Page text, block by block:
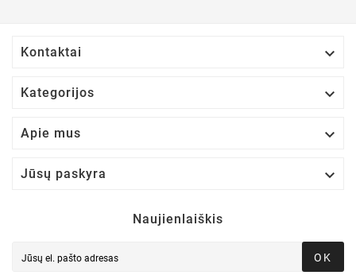
Kontaktai 
Kategorijos 
Apie mus 
Jūsų paskyra 
Naujienlaiškis
OK